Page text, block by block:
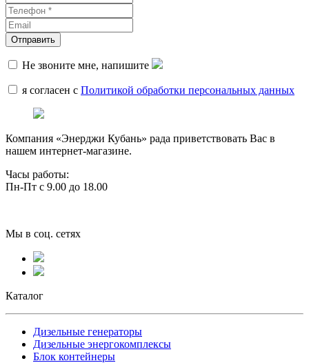
Не звоните мне, напишите
я согласен с Политикой обработки персональных данных
Компания «Энерджи Кубань» рада приветствовать Вас в
нашем интернет-магазине.
Часы работы:
Пн-Пт с 9.00 до 18.00
Мы в соц. сетях
Каталог
Дизельные генераторы
Дизельные энергокомплексы
Блок контейнеры